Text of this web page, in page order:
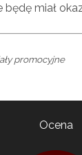
będę miał
promocyjne
Ocena